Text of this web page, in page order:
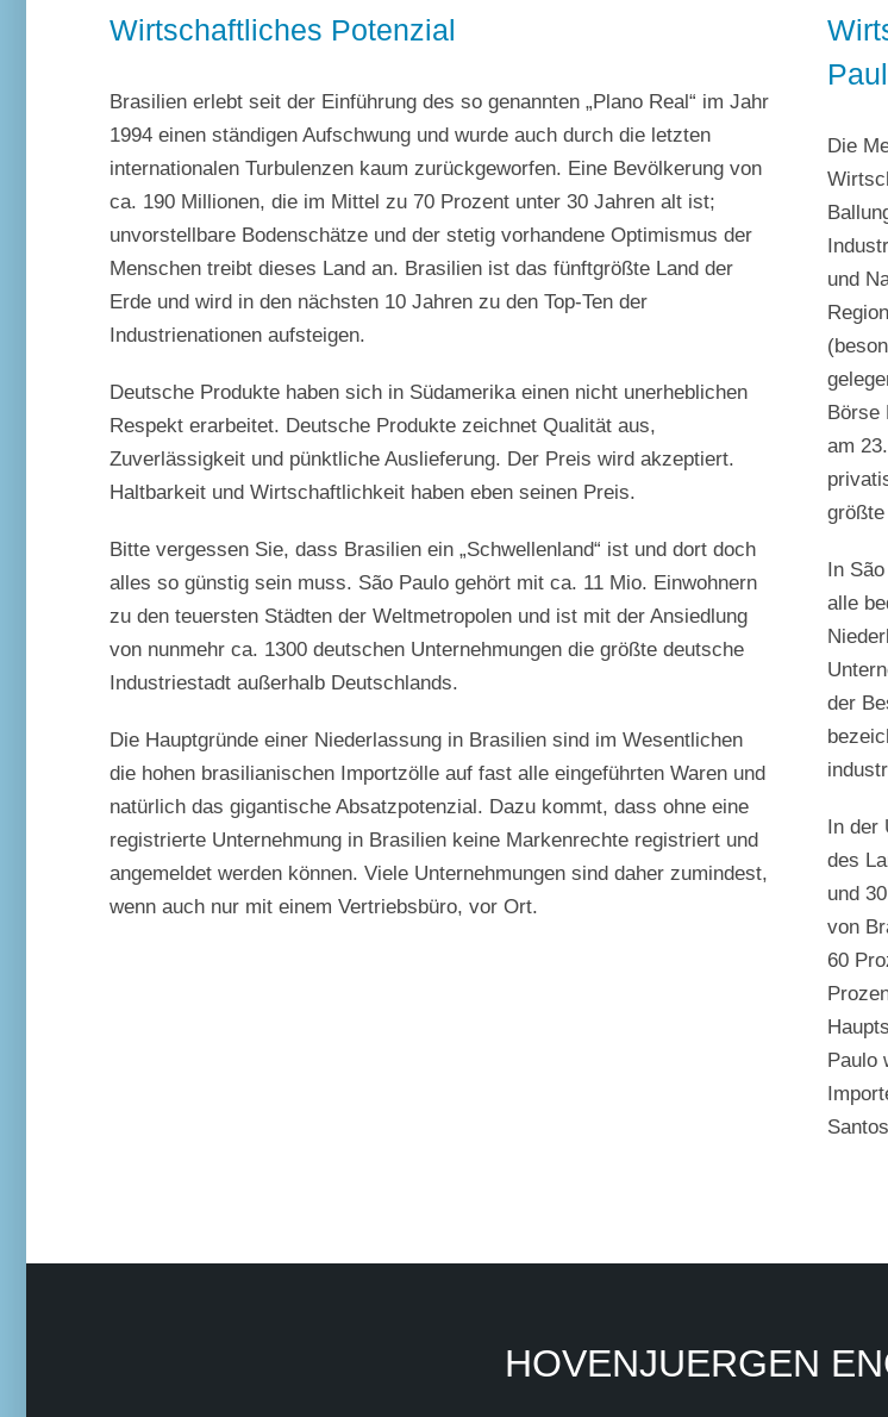
Wirtschaftliches Potenzial
Brasilien erlebt seit der Einführung des so genannten „Plano Real“ im Jahr
1994 einen ständigen Aufschwung und wurde auch durch die letzten
internationalen Turbulenzen kaum zurückgeworfen. Eine Bevölkerung von
ca. 190 Millionen, die im Mittel zu 70 Prozent unter 30 Jahren alt ist;
unvorstellbare Bodenschätze und der stetig vorhandene Optimismus der
Menschen treibt dieses Land an. Brasilien ist das fünftgrößte Land der
Erde und wird in den nächsten 10 Jahren zu den Top-Ten der
Industrienationen aufsteigen.
Deutsche Produkte haben sich in Südamerika einen nicht unerheblichen
Respekt erarbeitet. Deutsche Produkte zeichnet Qualität aus,
Zuverlässigkeit und pünktliche Auslieferung. Der Preis wird akzeptiert.
Haltbarkeit und Wirtschaftlichkeit haben eben seinen Preis.
Bitte vergessen Sie, dass Brasilien ein „Schwellenland“ ist und dort doch
alles so günstig sein muss. São Paulo gehört mit ca. 11 Mio. Einwohnern
zu den teuersten Städten der Weltmetropolen und ist mit der Ansiedlung
von nunmehr ca. 1300 deutschen Unternehmungen die größte deutsche
Industriestadt außerhalb Deutschlands.
Die Hauptgründe einer Niederlassung in Brasilien sind im Wesentlichen
die hohen brasilianischen Importzölle auf fast alle eingeführten Waren und
natürlich das gigantische Absatzpotenzial. Dazu kommt, dass ohne eine
registrierte Unternehmung in Brasilien keine Markenrechte registriert und
angemeldet werden können. Viele Unternehmungen sind daher zumindest,
wenn auch nur mit einem Vertriebsbüro, vor Ort.
Die
und
Börse
am
In
alle
der
In der
des
und
von
60
Paulo
HOVENJUERGEN